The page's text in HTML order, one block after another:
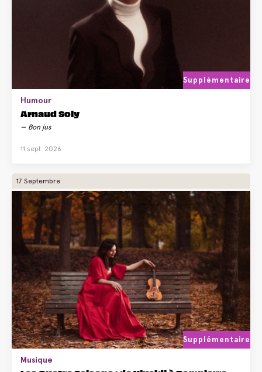
Supplémentaire
Humour
Arnaud Soly
Bon jus
11 sept. 2026
17 Septembre
Supplémentaire
Musique